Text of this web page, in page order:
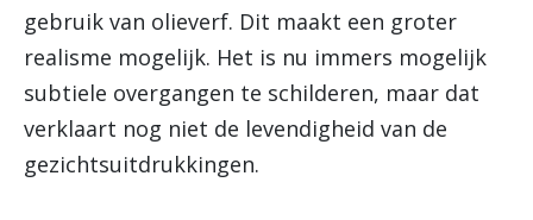
gebruik van olieverf. Dit maakt een groter
realisme mogelijk. Het is nu immers mogelijk
subtiele overgangen te schilderen, maar dat
verklaart nog niet de levendigheid van de
gezichtsuitdrukkingen.